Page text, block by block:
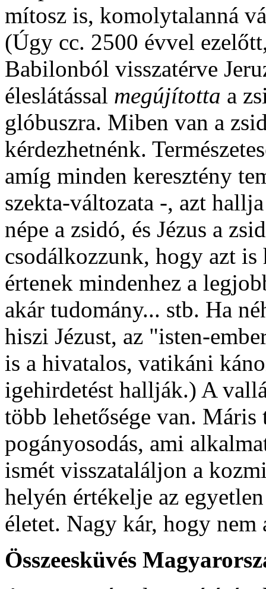
mítosz is, komolytalanná
(Úgy cc. 2500 évvel
Babilonból visszatérve
éleslátással megújította a
glóbuszra. Miben van a
kérdezhetnénk.
amíg minden keresztény
szekta-változata -, azt
népe a zsidó, és Jézus a
csodálkozzunk, hogy azt
értenek mindenhez a
akár tudomány... stb. Ha
hiszi Jézust, az "isten-
is a hivatalos, vatikáni
igehirdetést hallják.) A
több lehetősége van. Máris
pogányosodás, ami
ismét visszataláljon a
helyén értékelje az
életet. Nagy kár, hogy nem
Összeesküvés